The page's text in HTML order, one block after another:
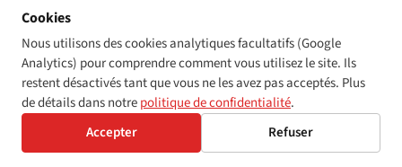
les enquêtes de données individuelles ; le travail éditorial
collectif paraît sous cette signature.
Cookies
Nous utilisons des cookies analytiques facultatifs (Google
Analytics) pour comprendre comment vous utilisez le site. Ils
restent désactivés tant que vous ne les avez pas acceptés. Plus
de détails dans notrepolitique de confidentialité.
Accepter
Refuser